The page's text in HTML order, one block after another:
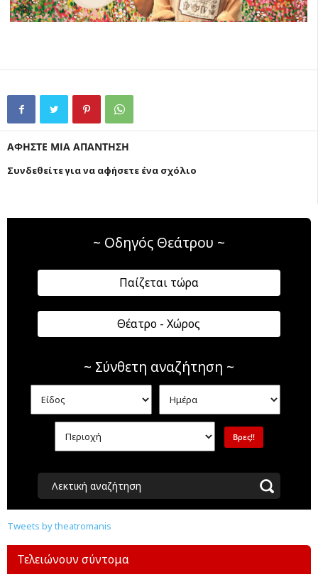
ΑΦΗΣΤΕ ΜΙΑ ΑΠΑΝΤΗΣΗ
Συνδεθείτε για να αφήσετε ένα σχόλιο
~ Οδηγός Θεάτρου ~
Παίζεται τώρα
Θέατρο - Χώρος
~ Σύνθετη αναζήτηση ~
Λεκτική αναζήτηση
Tweets by theatromanis
Τελειώνουν σύντομα